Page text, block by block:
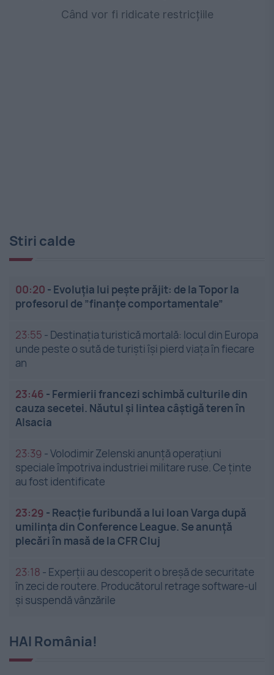
Când vor fi ridicate restricțiile
Stiri calde
00:20 - Evoluția lui pește prăjit: de la Topor la
profesorul de ”finanțe comportamentale”
23:55 - Destinația turistică mortală: locul din Europa
unde peste o sută de turiști își pierd viața în fiecare
an
23:46 - Fermierii francezi schimbă culturile din
cauza secetei. Năutul și lintea câștigă teren în
Alsacia
23:39 -Volodimir Zelenski anunță operațiuni
speciale împotriva industriei militare ruse. Ce ținte
au fost identificate
23:29 - Reacție furibundă a lui Ioan Varga după
umilința din Conference League. Se anunță
plecări în masă de la CFR Cluj
23:18 - Experții au descoperit o breșă de securitate
în zeci de routere. Producătorul retrage software-ul
și suspendă vânzările
HAI România!